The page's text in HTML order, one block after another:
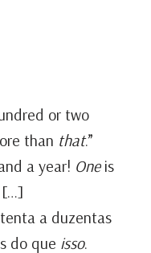
or two
than that.”
a year! Oneis
[…]
a duzentas
do que isso.